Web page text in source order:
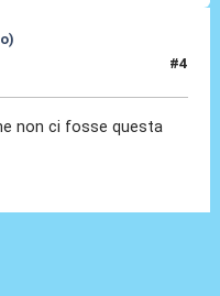
#4
non ci fosse questa